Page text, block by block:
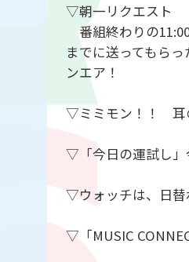
▽朝一リクエスト
番組終わりの
までに送ってもら
ンエア！
▽ミミモン！！ 耳
▽「今日の運試し」
▽ウォッチは、日替
▽「MUSIC